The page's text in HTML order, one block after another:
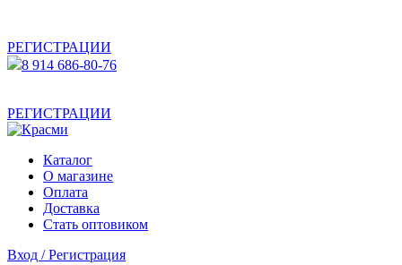
РЕГИСТРАЦИИ
8 914 686-80-76
РЕГИСТРАЦИИ
Каталог
О магазине
Оплата
Доставка
Стать оптовиком
Вход / Регистрация